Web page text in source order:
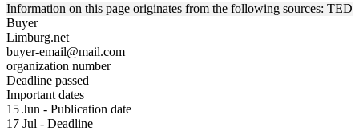
Information on this page originates from the following sources: TED
Buyer
Limburg.net
buyer-email@mail.com
organization number
Deadline passed
Important dates
15 Jun - Publication date
17 Jul - Deadline